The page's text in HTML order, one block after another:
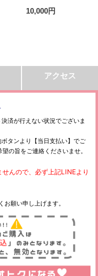
10,000円
アクセス
済が行えない状況でございま
タンより【当日支払い】でご
の旨をご連絡くださいませ。
んので、必ず上記LINEより
願い申し上げます。